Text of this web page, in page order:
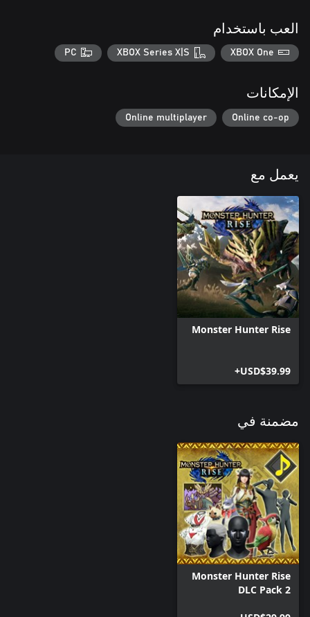
العب باستخدام
XBOX One
XBOX Series X|S
PC
الإمكانات
Online co-op
Online multiplayer
يعمل مع
Monster Hunter Rise
USD$39.99+
مضمنة في
Monster Hunter Rise
DLC Pack 2